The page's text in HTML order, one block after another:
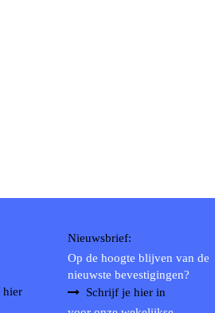
hier
Nieuwsbrief:
Op de hoogte blijven van de
nieuwste bevestigingen?
Schrijf je hier in